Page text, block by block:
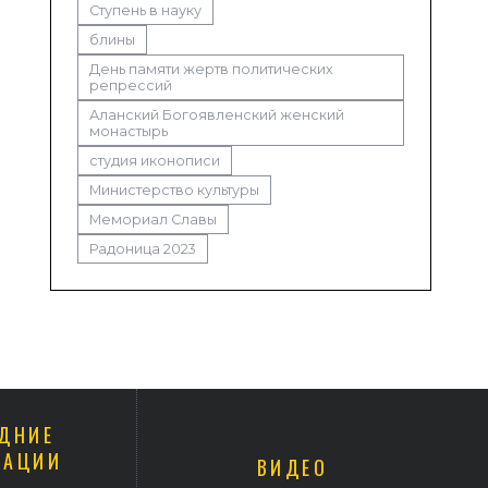
Ступень в науку
блины
День памяти жертв политических
репрессий
Аланский Богоявленский женский
монастырь
студия иконописи
Министерство культуры
Мемориал Славы
Радоница 2023
ВИДЕО